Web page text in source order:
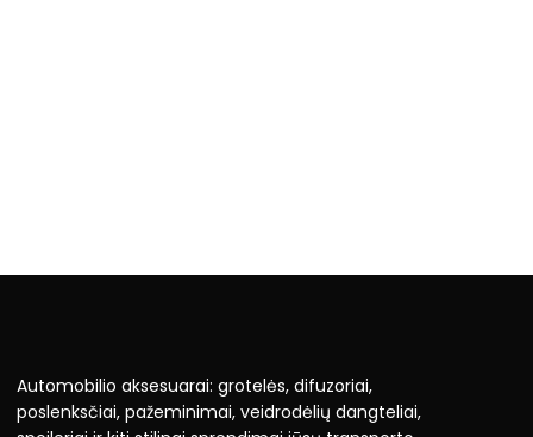
Automobilio aksesuarai: grotelės, difuzoriai,
poslenksčiai, pažeminimai, veidrodėlių dangteliai,